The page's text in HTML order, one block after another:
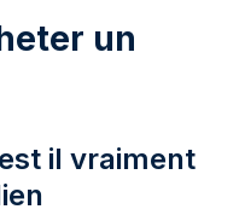
un
il vraiment